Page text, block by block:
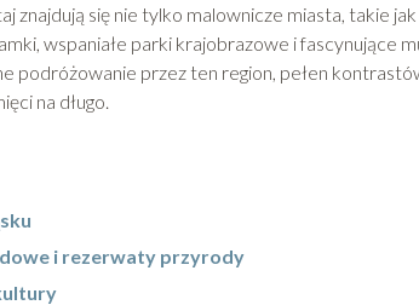
znajdują się nie tylko malownicze miasta, takie
wspaniałe parki krajobrazowe i fascynujące
podróżowanie przez ten region, pełen
na długo.
i rezerwaty przyrody